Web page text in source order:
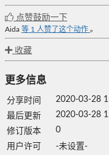
点赞鼓励一下
Aida 等 1 人赞了这个动作 。
收藏
更多信息
分享时间
2020-03-28
最后更新
2020-03-28
修订版本
0
用户许可
-未设置-